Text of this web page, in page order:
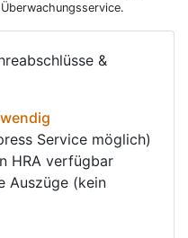
&
Service möglich)
HRA verfügbar
Auszüge (kein